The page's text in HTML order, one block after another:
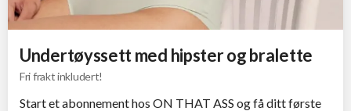
Undertøyssett med hipster og bralette
Fri frakt inkludert!
Start et abonnement hos ON THAT ASS og få ditt første